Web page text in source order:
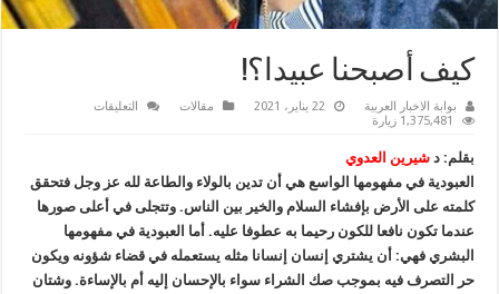
كيف أصبحنا عبيدا؟!
بوابة الاخبار العربية 22 يناير، 2021 مقالات التعليقات
1,375,481 زيارة
بقلم: دشيرين العدوي
العبودية في مفهومها الواسع هي أن تدين بالولاء والطاعة لله عز وجل فتحقق
كلمته على الأرض بإفشاء السلام والخير بين الناس. وتتجلى في أعلى صورها
عندما تكون نافعا للكون رحيما به عطوفا عليه. أما العبودية في مفهومها
البشري فهي: أن يشتري إنسان إنسانا مثله يستعمله في قضاء شؤونه ويكون
حر التصرف فيه بموجب صك الشراء سواء بالإحسان إليه أم بالإساءة. وشتان